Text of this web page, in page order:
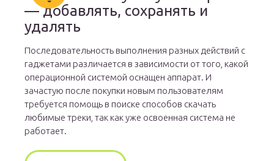
— добавлять, сохранять и
удалять
Последовательность выполнения разных действий с
гаджетами различается в зависимости от того, какой
операционной системой оснащен аппарат. И
зачастую после покупки новым пользователям
требуется помощь в поиске способов скачать
любимые треки, так как уже освоенная система не
работает.